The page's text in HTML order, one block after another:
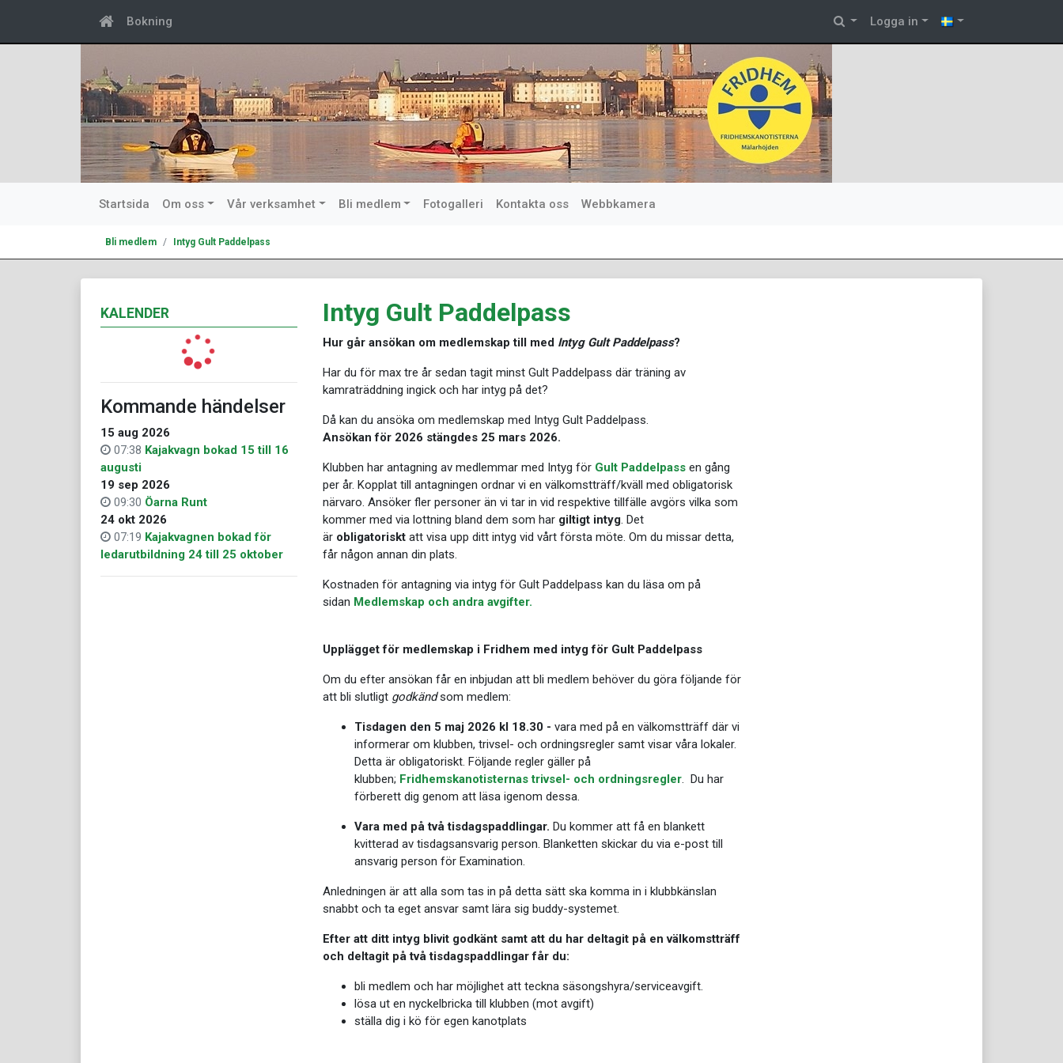
Bokning Logga in
Startsida Om oss Vår verksamhet Bli medlem Fotogalleri Kontakta oss Webbkamera
Bli medlem Intyg Gult Paddelpass
KALENDER
Kommande händelser
15 aug 2026
07:38 Kajakvagn bokad 15 till 16
augusti
19 sep 2026
09:30 Öarna Runt
24 okt 2026
07:19 Kajakvagnen bokad för
ledarutbildning 24 till 25 oktober
Intyg Gult Paddelpass
Hur går ansökan om medlemskap till med Intyg Gult Paddelpass?
Har du för max tre år sedan tagit minst Gult Paddelpass där träning av
kamraträddning ingick och har intyg på det?
Då kan du ansöka om medlemskap med Intyg Gult Paddelpass.
Ansökan för 2026 stängdes 25 mars 2026.
Klubben har antagning av medlemmar med Intyg för Gult Paddelpassen gång
per år. Kopplat till antagningen ordnar vi en välkomstträff/kväll med obligatorisk
närvaro. Ansöker fler personer än vi tar in vid respektive tillfälle avgörs vilka som
kommer med via lottning bland dem som har giltigt intyg. Det
är obligatoriskt att visa upp ditt intyg vid vårt första möte. Om du missar detta,
får någon annan din plats.
Kostnaden för antagning via intyg för Gult Paddelpass kan du läsa om på
sidan Medlemskap och andra avgifter.
Upplägget för medlemskap i Fridhem med intyg för Gult Paddelpass
Om du efter ansökan får en inbjudan att bli medlem behöver du göra följande för
att bli slutligt godkändsom medlem:
Tisdagen den 5 maj 2026 kl 18.30 - vara med på en välkomstträff där vi
informerar om klubben, trivsel- och ordningsregler samt visar våra lokaler.
Detta är obligatoriskt. Följande regler gäller på
klubben; Fridhemskanotisternas trivsel- och ordningsregler. Du har
förberett dig genom att läsa igenom dessa.
Vara med på två tisdagspaddlingar. Du kommer att få en blankett
kvitterad av tisdagsansvarig person. Blanketten skickar du via e-post till
ansvarig person för Examination.
Anledningen är att alla som tas in på detta sätt ska komma in i klubbkänslan
snabbt och ta eget ansvar samt lära sig buddy-systemet.
Efter att ditt intyg blivit godkänt samt att du har deltagit på en välkomstträff
och deltagit på två tisdagspaddlingar får du:
bli medlem och har möjlighet att teckna säsongshyra/serviceavgift.
lösa ut en nyckelbricka till klubben (mot avgift)
ställa dig i kö för egen kanotplats